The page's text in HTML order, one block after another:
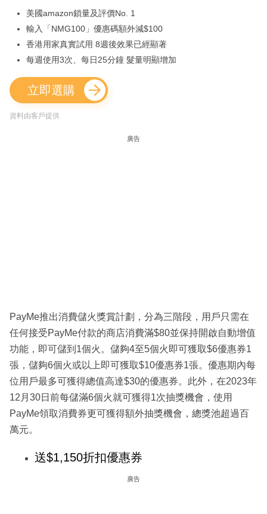
美國amazon鎖量及評價No. 1
輸入「NMG100」優惠碼額外減$100
香港用家真實試用 8週後效果已經顯著
每週使用3次、每日25分鐘 髮量明顯增加
立即選購
資料由客戶提供
廣告
PayMe推出消費儲火獎賞計劃，分為三階段，用戶只需在
任何接受PayMe付款的商店消費滿$80並保持開啟自動增值
功能，即可儲到1個火。儲夠4至5個火即可獲取$6優惠券1
張，儲夠6個火或以上即可獲取$10優惠券1張。優惠期內每
位用戶最多可獲得總值高達$30的優惠券。此外，在2023年
12月30日前每儲滿6個火就可獲得1次抽獎機會，使用
PayMe領取消費券更可獲得額外抽獎機會，總獎池超過百
萬元。
送$1,150折扣優惠券
廣告